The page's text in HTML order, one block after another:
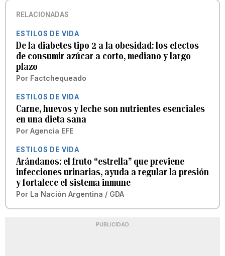
RELACIONADAS
ESTILOS DE VIDA
De la diabetes tipo 2 a la obesidad: los efectos
de consumir azúcar a corto, mediano y largo
plazo
Por Factchequeado
ESTILOS DE VIDA
Carne, huevos y leche son nutrientes esenciales
en una dieta sana
Por Agencia EFE
ESTILOS DE VIDA
Arándanos: el fruto “estrella” que previene
infecciones urinarias, ayuda a regular la presión
y fortalece el sistema inmune
Por La Nación Argentina / GDA
PUBLICIDAD